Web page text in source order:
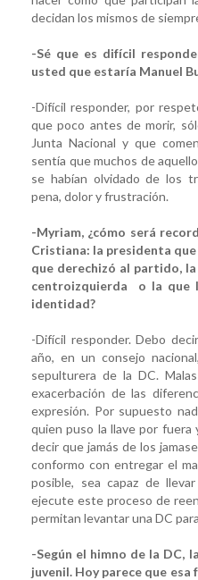
decidan los mismos de
-Sé que es difícil
usted que estaría Manuel
-Difícil responder, por
que poco antes de morir,
Junta Nacional y que
sentía que muchos de
se habían olvidado de los
pena, dolor y frustración.
-Myriam, ¿cómo será
Cristiana: la presidenta
que derechizó al partido,
centroizquierda o la que
identidad?
-Difícil responder. Debo
año, en un consejo
sepulturera de la DC.
exacerbación de las
expresión. Por supuesto
quien puso la llave por fuera
decir que jamás de los
conformo con entregar el
posible, sea capaz de
ejecute este proceso de
permitan levantar una DC
-Según el himno de la DC,
juvenil. Hoy parece que